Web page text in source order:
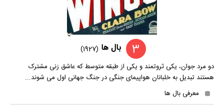
3 بال ها (1927)
دو مرد جوان، یکی ثروتمند و یکی از طبقه متوسط که عاشق زنی مشترک
هستند تبدیل به خلبانان هواپیمای جنگی در جنگ جهانی اول می شوند...
معرفی بال ها